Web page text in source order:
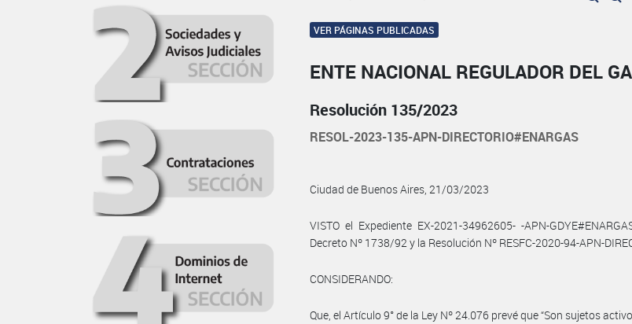
VER PÁGINAS PUBLICADAS
ENTE NACIONAL REGULADOR DEL
Resolución 135/2023
RESOL-2023-135-APN-DIRECTORIO#ENARGAS
Ciudad de Buenos Aires, 21/03/2023
VISTO el Expediente EX-2021-34962605- -APN-
Decreto Nº 1738/92 y la Resolución Nº RESFC-2020-94-APN-
CONSIDERANDO:
Que, el Artículo 9° de la Ley Nº 24.076 prevé que “Son sujetos